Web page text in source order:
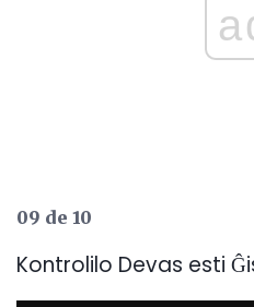
09 de 10
Kontrolilo Devas esti